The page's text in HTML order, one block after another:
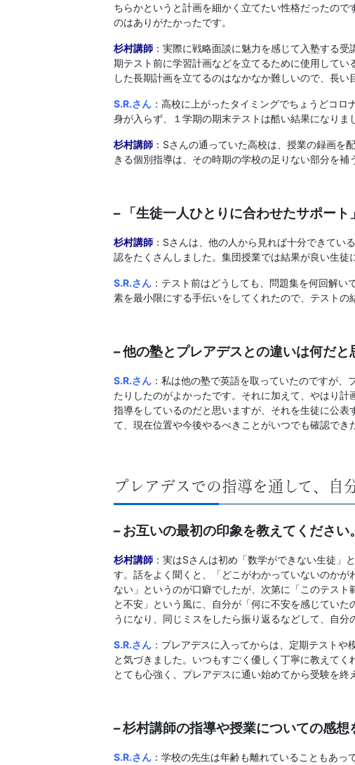
ちらかというと計画を細かく立てたい性格だったの
のはありがたかったです。
杉村講師 ：実際に戦略面談に魅力を感じて入塾する
期テスト前に学習計画などを立てるために使用して
した長期計画を立てるのはなかなか難しいので、長
S.R.さん ：高校に上がったタイミングでちょうどコ
身が入らず、１学期の期末テストは酷い結果になりま
杉村講師 ：Sさんの通っていた高校は、授業の録画
きる個別指導は、その時期の学校の足りない部分を補
– 「生徒一人ひとりに合わせたサポー
杉村講師 ：Sさんは、他の人から見れば十分できて
認をたくさんしました。集団授業では結果が良い生徒
S.R.さん ：テスト前はどうしても、問題集を何回解
素を最小限にする手伝いをしてくれたので、テストの
– 他の塾とプレアデスとの違いは何だと
S.R.さん ：私は他の塾で英語を取っていたのですが
たりしたのがよかったです。それに加えて、やはり
指導をしているのだと思いますが、それを生徒に公
て、現在位置や今後やるべきことがいつでも確認でき
プレアデスでの指導を通して、自
– お互いの最初の印象を教えてください。
杉村講師 ：実はSさんは初め「数学ができない生徒」
す。話をよく聞くと、「どこがわかっていないのか
ない」というのが口癖でしたが、次第に「このテス
と不安」という風に、自分が「何に不安を感じてい
うになり、同じミスをしたら振り返るなどして、自分
S.R.さん ：プレアデスに入ってからは、定期テスト
と気づきました。いつもすごく優しく丁寧に教えて
とても心強く、プレアデスに通い始めてから受験を終
– 杉村講師の指導や授業についての感想
S.R.さん ：学校の先生は年齢も離れていることもあ